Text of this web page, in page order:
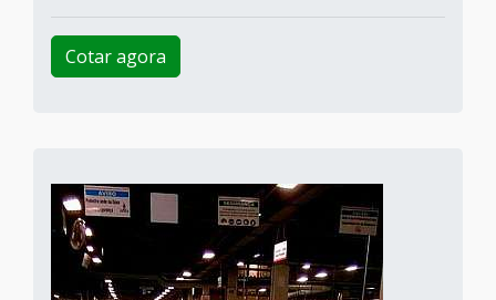
Cotar agora